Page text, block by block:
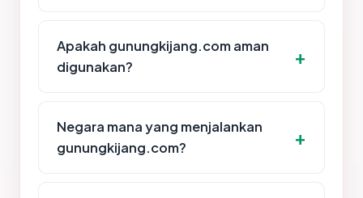
Apakah gunungkijang.com aman
digunakan?
Negara mana yang menjalankan
gunungkijang.com?